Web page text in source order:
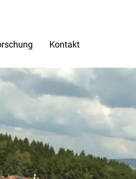
Kontakt